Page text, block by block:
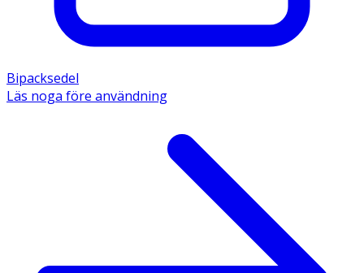
Bipacksedel
Läs noga före användning